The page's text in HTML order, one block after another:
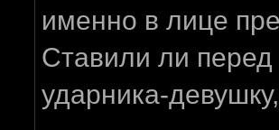
именно в лице
Ставили ли
ударника-